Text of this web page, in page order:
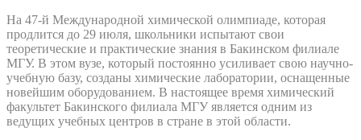
На 47-й Международной химической олимпиаде, которая
продлится до 29 июля, школьники испытают свои
теоретические и практические знания в Бакинском филиале
МГУ. В этом вузе, который постоянно усиливает свою научно-
учебную базу, созданы химические лаборатории, оснащенные
новейшим оборудованием. В настоящее время химический
факультет Бакинского филиала МГУ является одним из
ведущих учебных центров в стране в этой области.